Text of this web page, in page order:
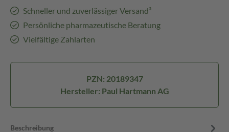
Schneller und zuverlässiger Versand³
Persönliche pharmazeutische Beratung
Vielfältige Zahlarten
PZN: 20189347
Hersteller: Paul Hartmann AG
Beschreibung